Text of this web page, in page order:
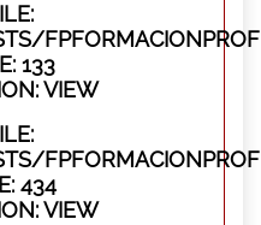
133
VIEW
434
VIEW